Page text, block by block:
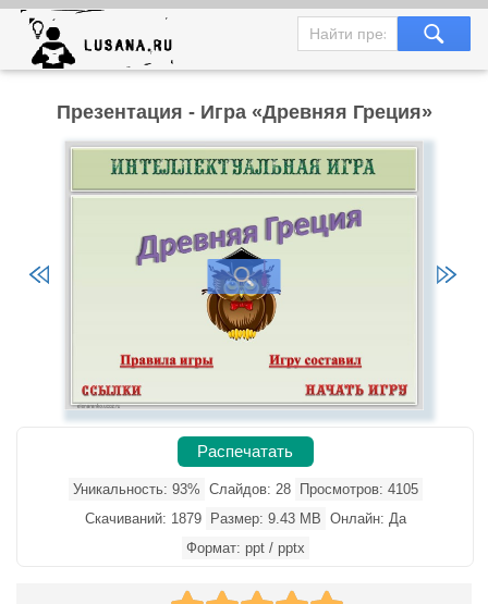
Презентация - Игра «Древняя Греция»
Распечатать
Уникальность: 93% Слайдов: 28
Просмотров: 4105
Скачиваний: 1879
Размер: 9.43 MB Онлайн: Да
Формат: ppt / pptx